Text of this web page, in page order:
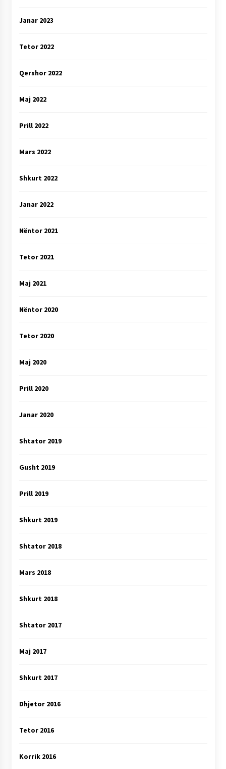
Janar 2023
Tetor 2022
Qershor 2022
Maj 2022
Prill 2022
Mars 2022
Shkurt 2022
Janar 2022
Nëntor 2021
Tetor 2021
Maj 2021
Nëntor 2020
Tetor 2020
Maj 2020
Prill 2020
Janar 2020
Shtator 2019
Gusht 2019
Prill 2019
Shkurt 2019
Shtator 2018
Mars 2018
Shkurt 2018
Shtator 2017
Maj 2017
Shkurt 2017
Dhjetor 2016
Tetor 2016
Korrik 2016